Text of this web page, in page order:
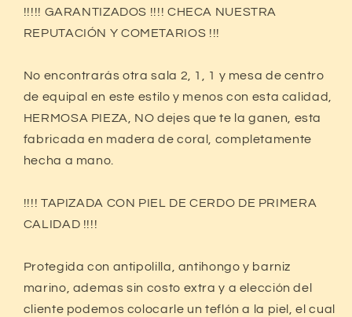
!!!!! GARANTIZADOS !!!! CHECA NUESTRA
REPUTACIÓN Y COMETARIOS !!!
No encontrarás otra sala 2, 1, 1 y mesa de centro
de equipal en este estilo y menos con esta calidad,
HERMOSA PIEZA, NO dejes que te la ganen, esta
fabricada en madera de coral, completamente
hecha a mano.
!!!! TAPIZADA CON PIEL DE CERDO DE PRIMERA
CALIDAD !!!!
Protegida con antipolilla, antihongo y barniz
marino, ademas sin costo extra y a elección del
cliente podemos colocarle un teflón a la piel, el cual